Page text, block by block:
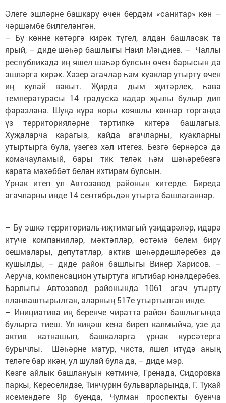
Әлеге эшләрне башкару өчен бердәм «санитар» көн –
чәршәмбе билгеләнгән.
– Бу көнне көтәргә кирәк түгел, алдан башласак та
ярый, – диде шәһәр башлыгы Наил Мәһдиев. – Чаллы
республикада иң яшел шәһәр булсын өчен барысын да
эшләргә кирәк. Хәзер агачлар һәм куаклар утырту өчен
иң кулай вакыт. Җирдә дым җитәрлек, һава
температурасы 14 градуска кадәр җылы булыр дип
фаразлана. Шуңа күрә коры кояшлы көннәр торганда
үз территорияләрне тәртипкә китерә башлагыз.
Хуҗаларча карагыз, кайда агачларны, куакларны
утыртырга була, үзегез хәл итегез. Безгә бернәрсә дә
комачауламый, бары тик теләк һәм шәһәребезгә
карата мәхәббәт белән ихтирам булсын.
Үрнәк итеп ул Автозавод районын китерде. Биредә
агачларны инде 14 сентябрьдән утырта башлаганнар.
– Бу эшкә территориаль-иҗтимагый үзидарәләр, идарә
итүче компанияләр, мәктәпләр, өстәмә белем бирү
оешмалары, депутатлар, актив шәһәрдәшләребез дә
кушылды, – диде район башлыгы Винер Харисов. –
Аеруча, компенсацион утыртуга игътибар юнәлдерәбез.
Барлыгы Автозавод районында 1061 агач утырту
планлаштырылган, аларның 517е утыртылган инде.
– Инициатива иң беренче чиратта район башлыгында
булырга тиеш. Ул киңәш кенә биреп калмыйча, үзе дә
актив катнашып, башкаларга үрнәк күрсәтергә
бурычлы. Шәһәрне матур, чиста, яшел итүдә аның
теләге бар икән, ул шулай була да, – диде мэр.
Көзге айлык башлануын көтмичә, Гренада, Сидоровка
паркы, Кереселидзе, Тинчурин бульварларында, Г. Тукай
исемендәге Яр буенда, Чулман проспекты буенча